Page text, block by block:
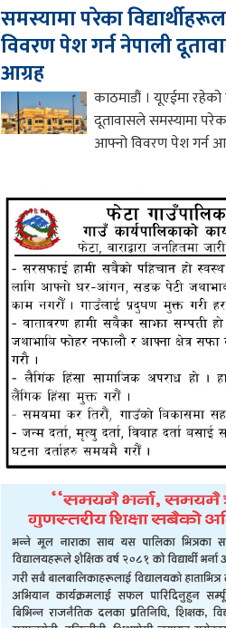
समस्यामा परेका
विवरण पेश गर्न नेपाली
आग्रह
काठमाडौं । यूएईमा रहेको
दूतावासले समस्यामा
आफ्नो विवरण पेश गर्न